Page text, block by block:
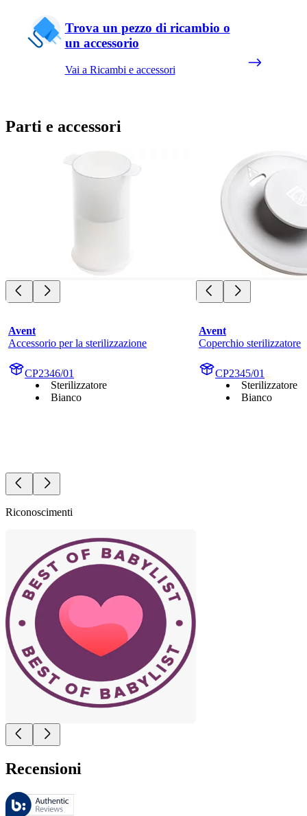
Trova un pezzo di ricambio o
un accessorio
Vai a Ricambi e accessori
Parti e accessori
Avent
Accessorio per la sterilizzazione
CP2346/01
Sterilizzatore
Bianco
Avent
Coperchio sterilizzatore
CP2345/01
Sterilizzatore
Bianco
Riconoscimenti
Recensioni
Queste recensioni sono gestite da Bazaarvoice e sono conformi